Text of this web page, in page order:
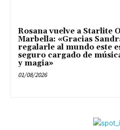
Rosana vuelve a Starlite
Marbella: «Gracias
regalarle al mundo este
seguro cargado de
y magia»
01/08/2026